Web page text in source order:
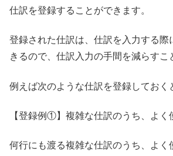
仕訳を登録することができます。
登録された仕訳は、仕訳を入力する際
きるので、仕訳入力の手間を減らすこ
例えば次のような仕訳を登録しておく
【登録例①】複雑な仕訳のうち、よく
何行にも渡る複雑な仕訳のうち、よく